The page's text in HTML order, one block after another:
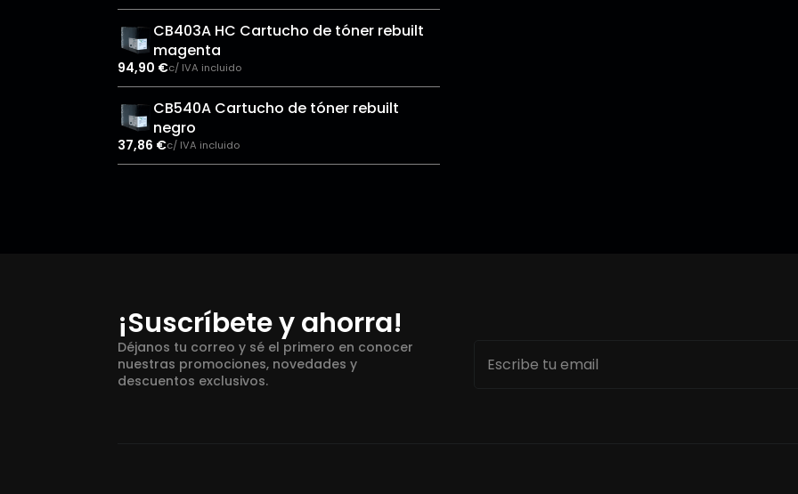
CB403A HC Cartucho de tóner rebuilt
magenta
94,90 €c/ IVA incluido
CB540A Cartucho de tóner rebuilt
negro
37,86 €c/ IVA incluido
¡Suscríbete y ahorra!
Déjanos tu correo y sé el primero en conocer
nuestras promociones, novedades y
descuentos exclusivos.